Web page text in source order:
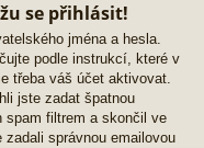
se přihlásit!
jména a hesla.
podle instrukcí, které v
třeba váš účet aktivovat.
jste zadat špatnou
spam filtrem a skončil ve
správnou emailovou